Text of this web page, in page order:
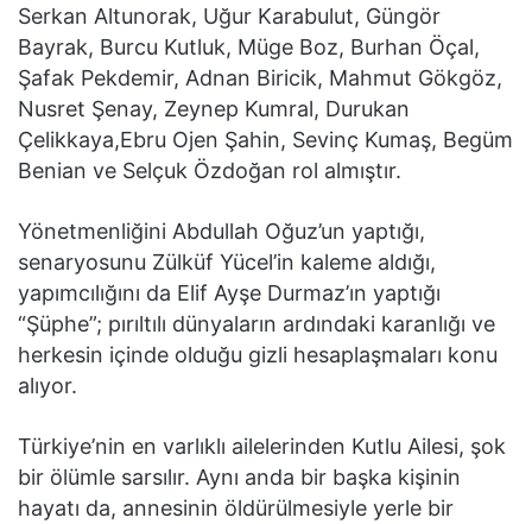
Serkan Altunorak, Uğur Karabulut, Güngör
Bayrak, Burcu Kutluk, Müge Boz, Burhan Öçal,
Şafak Pekdemir, Adnan Biricik, Mahmut Gökgöz,
Nusret Şenay, Zeynep Kumral, Durukan
Çelikkaya,Ebru Ojen Şahin, Sevinç Kumaş, Begüm
Benian ve Selçuk Özdoğan rol almıştır.
Yönetmenliğini Abdullah Oğuz’un yaptığı,
senaryosunu Zülküf Yücel’in kaleme aldığı,
yapımcılığını da Elif Ayşe Durmaz’ın yaptığı
“Şüphe”; pırıltılı dünyaların ardındaki karanlığı ve
herkesin içinde olduğu gizli hesaplaşmaları konu
alıyor.
Türkiye’nin en varlıklı ailelerinden Kutlu Ailesi, şok
bir ölümle sarsılır. Aynı anda bir başka kişinin
hayatı da, annesinin öldürülmesiyle yerle bir